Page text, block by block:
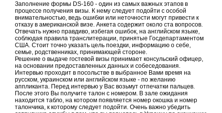
Заполнение формы DS-160 - один из самых важных этапов в
процессе получения визы. К нему следует подойти с особой
внимательностью, ведь ошибки или неточности могут привести к
отказу в американской визе. Анкета содержит около ста вопросов.
Отвечать нужно правдиво, избегая ошибок, на английском языке,
соблюдая правила транслитерации, принятые Госдепартаментом
США. Стоит точно указать цель поездки, информацию о себе,
семье, родственниках, принимающей стороне.
Решение о выдаче гостевой визы принимает консульский офицер,
на основании предоставленных данных и собеседования.
Интервью проходит в посольстве в выбранное Вами время на
русском, украинском или английском языке - по желанию
аппликанта. Перед интервью у Вас возьмут отпечатки пальцев.
После этого Вы получите талон с номером. В зале ожидания
находится табло, на котором появляется номер окошка и номер
талончика, к которому следует подойти. Очень важно убедить